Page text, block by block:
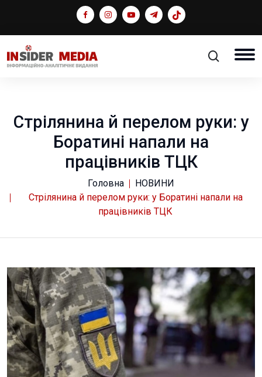
Стрілянина й перелом руки: у
Боратині напали на
працівників ТЦК
Головна
НОВИНИ
Стрілянина й перелом руки: у Боратині напали на
працівників ТЦК